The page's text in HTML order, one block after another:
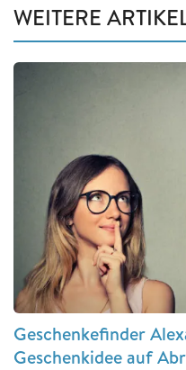
WEITERE
Geschenkefinder
Geschenkidee auf